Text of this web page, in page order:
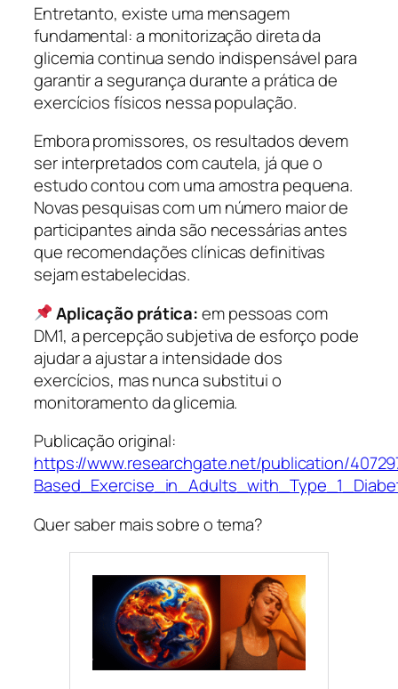
Entretanto, existe uma mensagem
fundamental: a monitorização direta da
glicemia continua sendo indispensável para
garantir a segurança durante a prática de
exercícios físicos nessa população.
Embora promissores, os resultados devem
ser interpretados com cautela, já que o
estudo contou com uma amostra pequena.
Novas pesquisas com um número maior de
participantes ainda são necessárias antes
que recomendações clínicas definitivas
sejam estabelecidas.
Aplicação prática:em pessoas com
DM1, a percepção subjetiva de esforço pode
ajudar a ajustar a intensidade dos
exercícios, mas nunca substitui o
monitoramento da glicemia.
Publicação original:
https://www.researchgate.net/publication/
Quer saber mais sobre o tema?